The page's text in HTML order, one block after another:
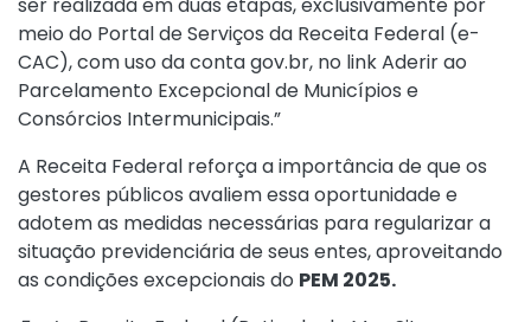
meio do Portal de Serviços da Receita Federal (e-
CAC), com uso da conta gov.br, no linkAderir ao
Parcelamento Excepcional de Municípios e
Consórcios Intermunicipais.”
A Receita Federal reforça a importância de que os
gestores públicos avaliem essa oportunidade e
adotem as medidas necessárias para regularizar a
situação previdenciária de seus entes, aproveitando
as condições excepcionais do PEM 2025.